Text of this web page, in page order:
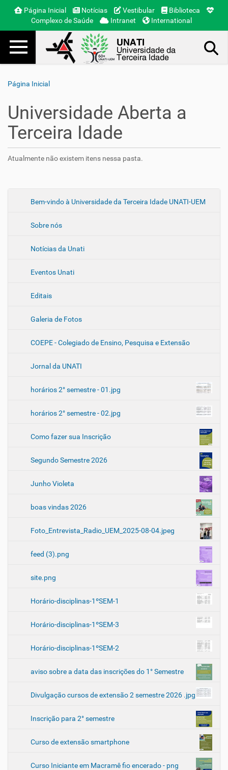
Página Inicial Notícias Vestibular
Biblioteca
Complexo de Saúde
Intranet International
Toggle navigation
Página Inicial
Bem-vindo à Universidade da Terceira Idade UNATI-UEM
Sobre nós
Notícias da Unati
Eventos Unati
Editais
Galeria de Fotos
COEPE - Colegiado de Ensino, Pesquisa e Extensão
Jornal da UNATI
horários 2° semestre - 01.jpg
horários 2° semestre - 02.jpg
Como fazer sua Inscrição
Segundo Semestre 2026
Junho Violeta
boas vindas 2026
Foto_Entrevista_Radio_UEM_2025-08-04.jpeg
feed (3).png
site.png
Horário-disciplinas-1ºSEM-1
Horário-disciplinas-1ºSEM-3
Horário-disciplinas-1ºSEM-2
aviso sobre a data das inscrições do 1° Semestre
Divulgação cursos de extensão 2 semestre 2026 .jpg
Inscrição para 2° semestre
Curso de extensão smartphone
Curso Iniciante em Macramê fio encerado - png
Universidade Aberta a
Terceira Idade
Atualmente não existem itens nessa pasta.